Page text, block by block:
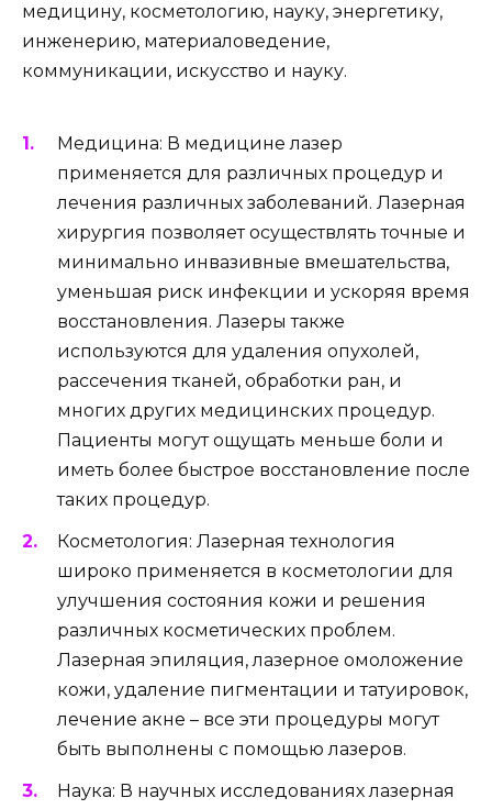
медицину, косметологию, науку, энергетику,
инженерию, материаловедение,
коммуникации, искусство и науку.
Медицина: В медицине лазер
применяется для различных процедур и
лечения различных заболеваний. Лазерная
хирургия позволяет осуществлять точные и
минимально инвазивные вмешательства,
уменьшая риск инфекции и ускоряя время
восстановления. Лазеры также
используются для удаления опухолей,
рассечения тканей, обработки ран, и
многих других медицинских процедур.
Пациенты могут ощущать меньше боли и
иметь более быстрое восстановление после
таких процедур.
Косметология: Лазерная технология
широко применяется в косметологии для
улучшения состояния кожи и решения
различных косметических проблем.
Лазерная эпиляция, лазерное омоложение
кожи, удаление пигментации и татуировок,
лечение акне – все эти процедуры могут
быть выполнены с помощью лазеров.
Наука: В научных исследованиях лазерная